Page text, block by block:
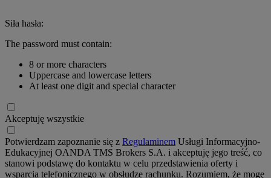
Siła hasła:
The password must contain:
8 or more characters
Uppercase and lowercase letters
At least one digit and special character
Akceptuję wszystkie
Potwierdzam zapoznanie się z Regulaminem Usługi Informacyjno-
Edukacyjnej OANDA TMS Brokers S.A. i akceptuję jego treść, co
stanowi podstawę do kontaktu w celu przedstawienia oferty i
wsparcia telefonicznego w obsłudze rachunku. Rozumiem, że mogę